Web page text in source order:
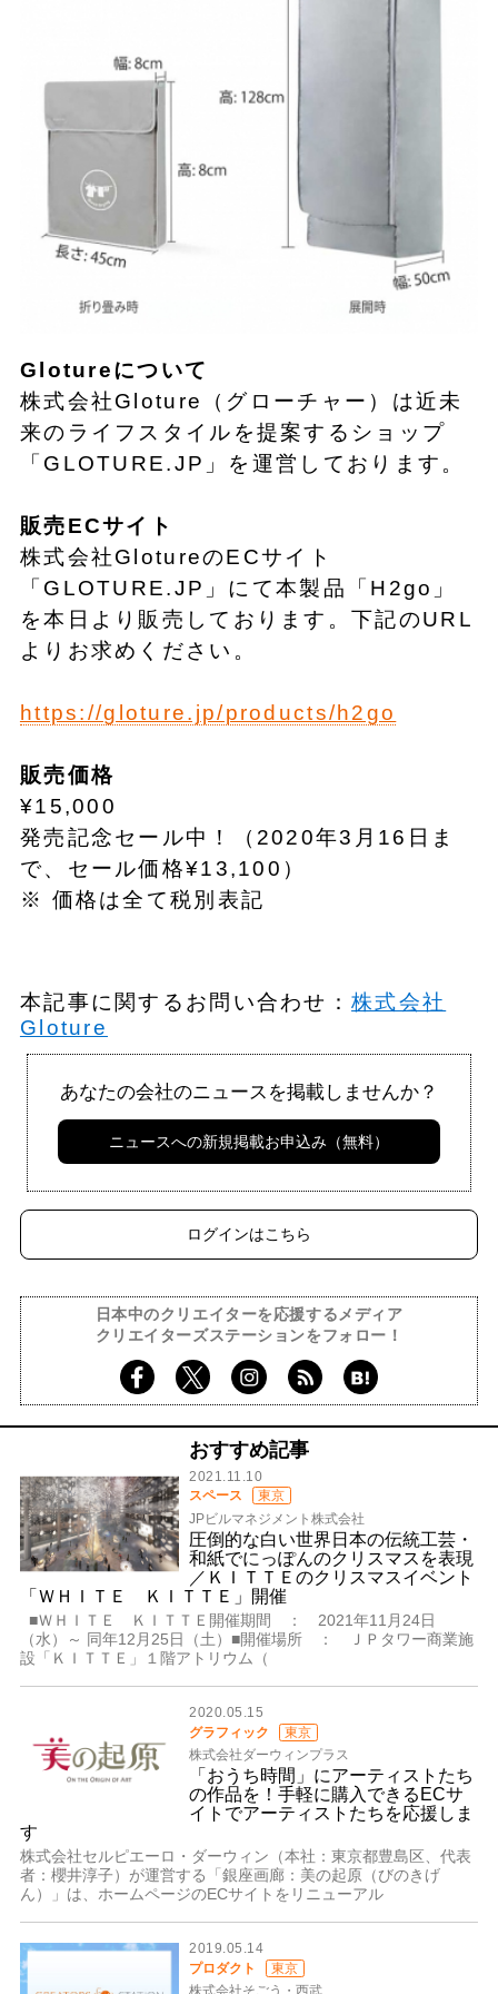
Glotureについて
株式会社Gloture（グローチャー）は近未
来のライフスタイルを提案するショップ
「GLOTURE.JP」を運営しております。
販売ECサイト
株式会社GlotureのECサイト
「GLOTURE.JP」にて本製品「H2go」
を本日より販売しております。下記のURL
よりお求めください。
https://gloture.jp/products/h2go
販売価格
¥15,000
発売記念セール中！（2020年3月16日ま
で、セール価格¥13,100）
※ 価格は全て税別表記
本記事に関するお問い合わせ：株式会社
Gloture
あなたの会社のニュースを掲載しませんか？
ニュースへの新規掲載お申込み（無料）
ログインはこちら
日本中のクリエイターを応援するメディア
クリエイターズステーションをフォロー！
おすすめ記事
2021.11.10
スペース
東京
JPビルマネジメント株式会社
圧倒的な白い世界日本の伝統工芸・
和紙でにっぽんのクリスマスを表現
／ＫＩＴＴＥのクリスマスイベント
「ＷＨＩＴＥ ＫＩＴＴＥ」開催
■ＷＨＩＴＥ ＫＩＴＴＥ開催期間 ： 2021年11月24日
（水）～ 同年12月25日（土）■開催場所 ： ＪＰタワー商業施
設「ＫＩＴＴＥ」１階アトリウム（
2020.05.15
グラフィック
東京
株式会社ダーウィンプラス
「おうち時間」にアーティストたち
の作品を！手軽に購入できるECサ
イトでアーティストたちを応援しま
す
株式会社セルピエーロ・ダーウィン（本社：東京都豊島区、代表
者：櫻井淳子）が運営する「銀座画廊：美の起原（びのきげ
ん）」は、ホームページのECサイトをリニューアル
2019.05.14
プロダクト
東京
株式会社そごう・西武